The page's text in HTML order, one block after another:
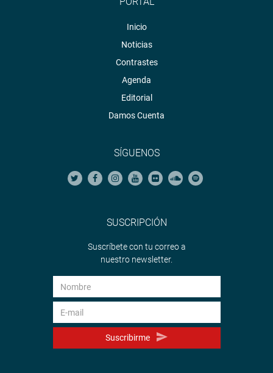
Inicio
Noticias
Contrastes
Agenda
Editorial
Damos Cuenta
SÍGUENOS
SUSCRIPCIÓN
Suscríbete con tu correo a
nuestro newsletter.
Suscribirme